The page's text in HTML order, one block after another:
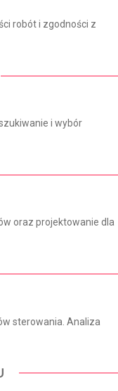
robót i zgodności z
i wybór
oraz projektowanie dla
sterowania. Analiza